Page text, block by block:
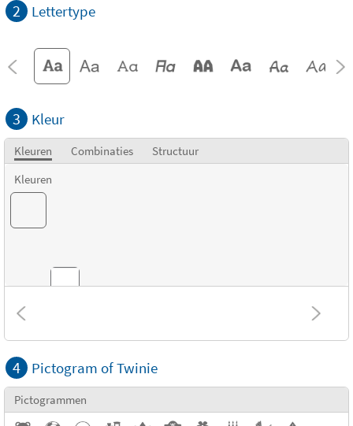
2 Lettertype
3 Kleur
Kleuren Combinaties
Structuur
Kleuren
Combinaties
Structuur
4 Pictogram of Twinie
Pictogrammen